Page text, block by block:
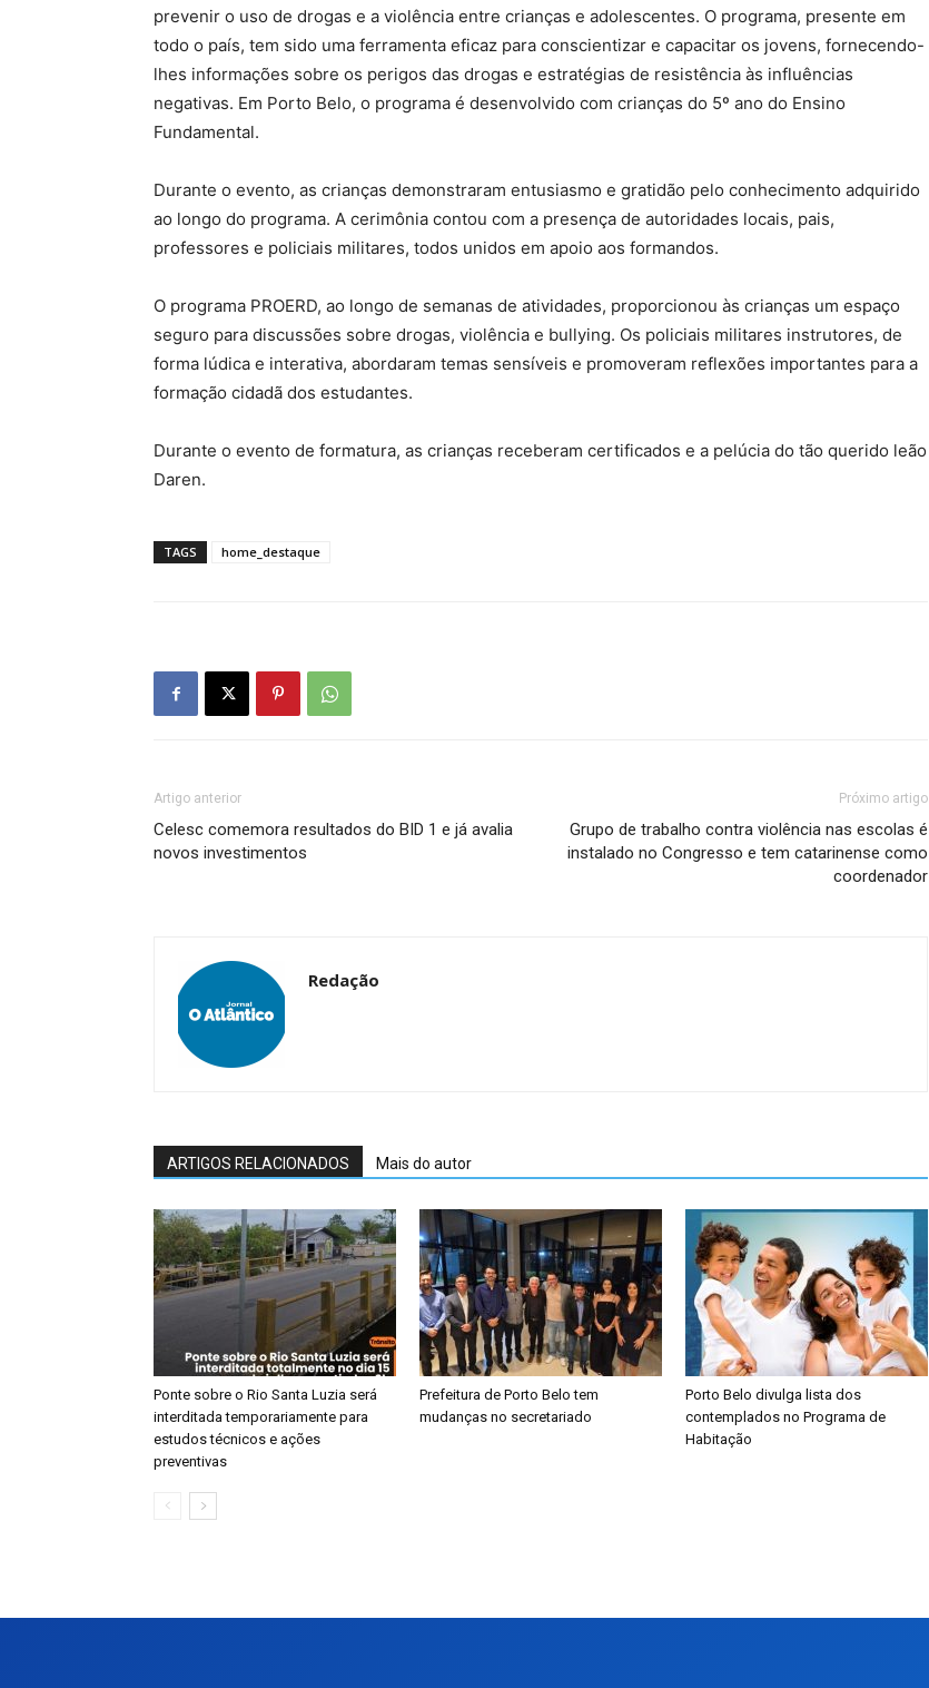
prevenir o uso de drogas e a violência entre crianças e adolescentes. O programa, presente em
todo o país, tem sido uma ferramenta eficaz para conscientizar e capacitar os jovens, fornecendo-
lhes informações sobre os perigos das drogas e estratégias de resistência às influências
negativas. Em Porto Belo, o programa é desenvolvido com crianças do 5º ano do Ensino
Fundamental.
Durante o evento, as crianças demonstraram entusiasmo e gratidão pelo conhecimento adquirido
ao longo do programa. A cerimônia contou com a presença de autoridades locais, pais,
professores e policiais militares, todos unidos em apoio aos formandos.
O programa PROERD, ao longo de semanas de atividades, proporcionou às crianças um espaço
seguro para discussões sobre drogas, violência e bullying. Os policiais militares instrutores, de
forma lúdica e interativa, abordaram temas sensíveis e promoveram reflexões importantes para a
formação cidadã dos estudantes.
Durante o evento de formatura, as crianças receberam certificados e a pelúcia do tão querido leão
Daren.
TAGS home_destaque
Artigo anterior
Celesc comemora resultados do BID 1 e já avalia
novos investimentos
Próximo artigo
Grupo de trabalho contra violência nas escolas é
instalado no Congresso e tem catarinense como
coordenador
Redação
ARTIGOS RELACIONADOS Mais do autor
Ponte sobre o Rio Santa Luzia será
interditada temporariamente para
estudos técnicos e ações
preventivas
​Prefeitura de Porto Belo tem
mudanças no secretariado
​Porto Belo divulga lista dos
contemplados no Programa de
Habitação